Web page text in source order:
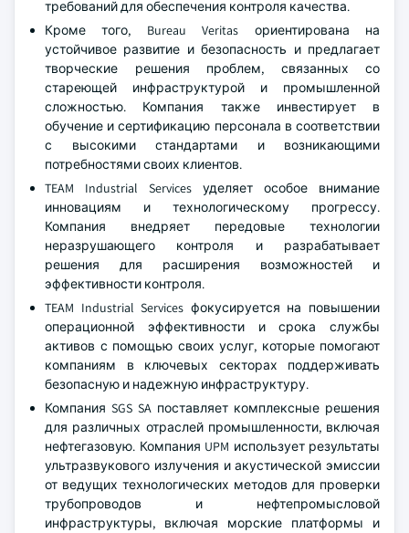
требований для обеспечения контроля качества.
Кроме того, Bureau Veritas ориентирована на
устойчивое развитие и безопасность и предлагает
творческие решения проблем, связанных со
стареющей инфраструктурой и промышленной
сложностью. Компания также инвестирует в
обучение и сертификацию персонала в соответствии
с высокими стандартами и возникающими
потребностями своих клиентов.
TEAM Industrial Services уделяет особое внимание
инновациям и технологическому прогрессу.
Компания внедряет передовые технологии
неразрушающего контроля и разрабатывает
решения для расширения возможностей и
эффективности контроля.
TEAM Industrial Services фокусируется на повышении
операционной эффективности и срока службы
активов с помощью своих услуг, которые помогают
компаниям в ключевых секторах поддерживать
безопасную и надежную инфраструктуру.
Компания SGS SA поставляет комплексные решения
для различных отраслей промышленности, включая
нефтегазовую. Компания UPM использует результаты
ультразвукового излучения и акустической эмиссии
от ведущих технологических методов для проверки
трубопроводов и нефтепромысловой
инфраструктуры, включая морские платформы и